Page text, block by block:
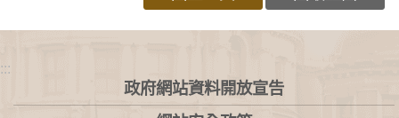
:::
政府網站資料開放宣告